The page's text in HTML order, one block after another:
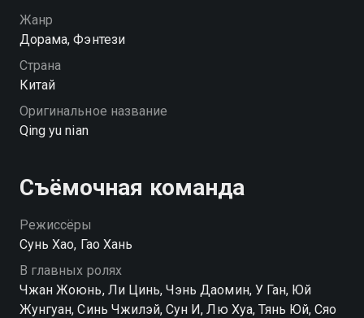
игру за власть, любовь и правду в роскошном, но
коварном мире имперского Китая.
Жанр
Дорама, Фэнтези
Страна
Китай
Оригинальное название
Qing yu nian
Съёмочная команда
Режиссёры
Сунь Хао, Гао Хань
В главных ролях
Чжан Жоюнь, Ли Цинь, Чэнь Даомин, У Ган, Юй
Жунгуан, Синь Чжилэй, Сун И, Лю Хуа, Тянь Юй, Сяо